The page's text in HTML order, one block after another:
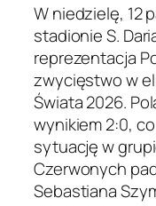
W niedzielę, 12
stadionie S.
reprezentacja
zwycięstwo w
Świata 2026.
wynikiem 2:0,
sytuację w
Czerwonych
Sebastiana